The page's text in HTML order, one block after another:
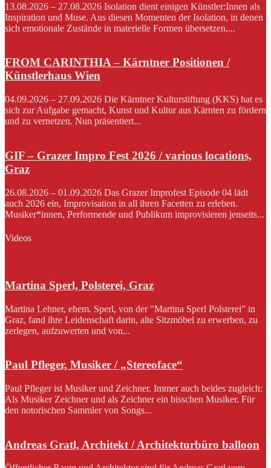
13.08.2026 – 27.08.2026 Isolation dient einigen Künstler:Innen als
Inspiration und Muse. Aus diesen Momenten der Isolation, in denen
sich emotionale Zustände in materielle Formen übersetzen,...
FROM CARINTHIA – Kärntner Positionen /
Künstlerhaus Wien
04.09.2026 – 27.09.2026 Die Kärntner Kulturstiftung (KKS) hat es
sich zur Aufgabe gemacht, Kunst und Kultur aus Kärnten zu fördern
und zu vernetzen. Nun präsentiert...
GIF – Grazer Impro Fest 2026 / various locations,
Graz
26.08.2026 – 01.09.2026 Das Grazer Improfest Episode 04 lädt
auch 2026 ein, Improvisation in all ihren Facetten zu erleben.
Musiker*innen, Performende und Publikum improvisieren jenseits...
Videos
Martina Sperl, Polsterei, Graz
Martina Lehner, ehem. Sperl, von der "Martina Sperl Polsterei" in
Graz, fand ihre Leidenschaft darin, alte Sitzmöbel zu erwerben, zu
zerlegen, aufzuwerten und von...
Paul Pfleger, Musiker / „Stereoface“
Paul Pfleger ist Musiker und Zeichner. Immer auch beides zugleich:
Als Musiker Zeichner und als Zeichner ein bisschen Musiker. Für
den notorischen Sammler von Songs...
Andreas Gratl, Architekt / Architekturbüro balloon